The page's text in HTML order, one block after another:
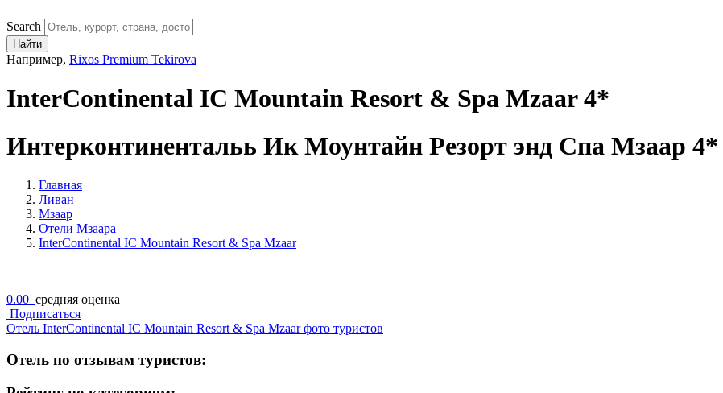
Search
Найти
Например, Rixos Premium Tekirova
InterContinental IC Mountain Resort & Spa Mzaar 4*
Интерконтинентальь Ик Моунтайн Резорт энд Спа Мзаар 4*
Главная
Ливан
Мзаар
Отели Мзаара
InterContinental IC Mountain Resort & Spa Mzaar
0.00 средняя оценка
Подписаться
Отель InterContinental IC Mountain Resort & Spa Mzaar фото туристов
Отель по отзывам туристов: